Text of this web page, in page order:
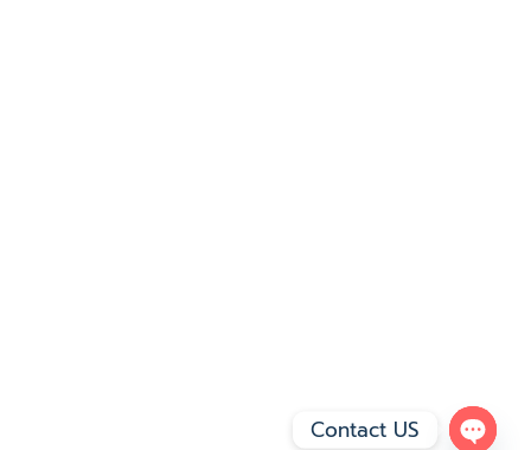
Contact US